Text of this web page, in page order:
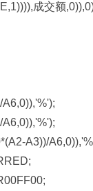
成交额
A3))/